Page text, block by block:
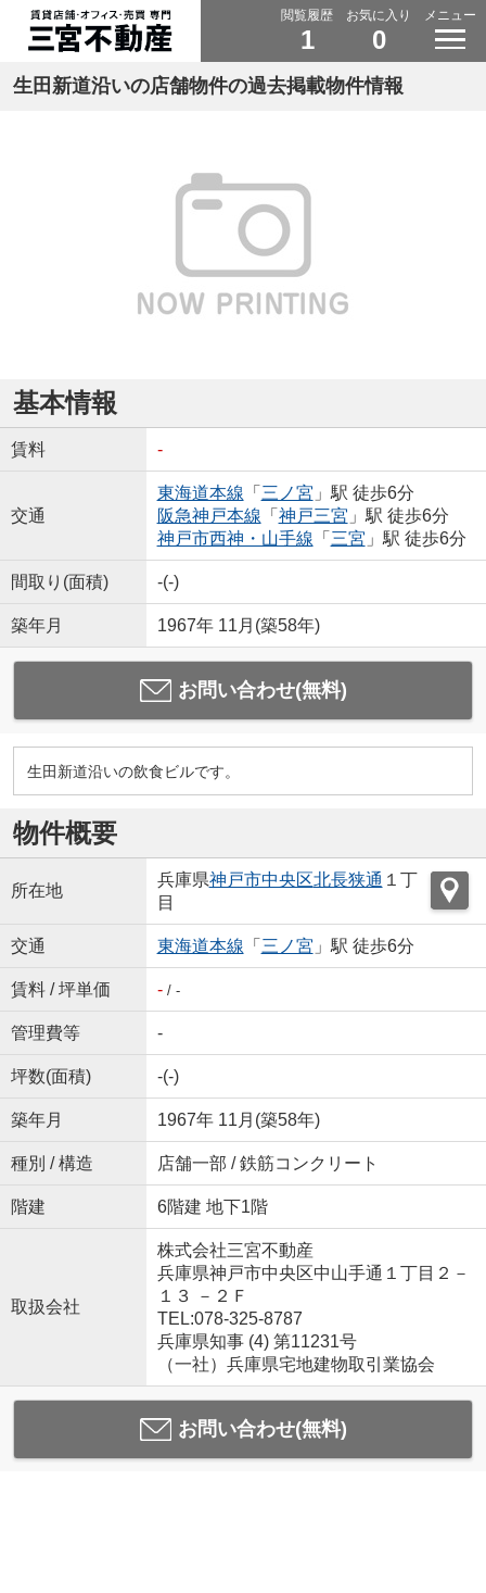
閲覧履歴
1
お気に入り
0
メニュー
生田新道沿いの店舗物件の過去掲載物件情報
基本情報
賃料 -
交通
東海道本線 「 三ノ宮 」駅 徒歩6分
阪急神戸本線 「 神戸三宮 」駅 徒歩6分
神戸市西神・山手線 「 三宮 」駅 徒歩6分
間取り(面積) -(-)
築年月 1967年 11月(築58年)
お問い合わせ(無料)
生田新道沿いの飲食ビルです。
物件概要
所在地
兵庫県神戸市中央区北長狭通 １丁
目
交通 東海道本線 「 三ノ宮 」駅 徒歩6分
賃料 / 坪単価 -/ -
管理費等 -
坪数(面積) -(-)
築年月 1967年 11月(築58年)
種別 / 構造 店舗一部 / 鉄筋コンクリート
階建 6階建 地下1階
取扱会社
株式会社三宮不動産
兵庫県神戸市中央区中山手通１丁目２－
１３ －２Ｆ
TEL:078-325-8787
兵庫県知事 (4) 第11231号
（一社）兵庫県宅地建物取引業協会
お問い合わせ(無料)